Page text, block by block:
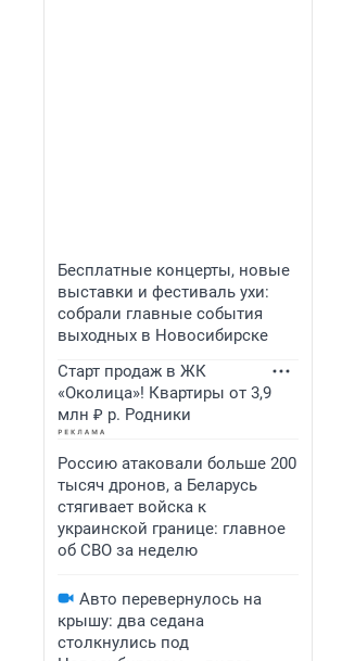
Бесплатные концерты, новые
выставки и фестиваль ухи:
собрали главные события
выходных в Новосибирске
Старт продаж в ЖК
«Околица»! Квартиры от 3,9
млн ₽ р. Родники
Россию атаковали больше 200
тысяч дронов, а Беларусь
стягивает войска к
украинской границе: главное
об СВО за неделю
Авто перевернулось на
крышу: два седана
столкнулись под